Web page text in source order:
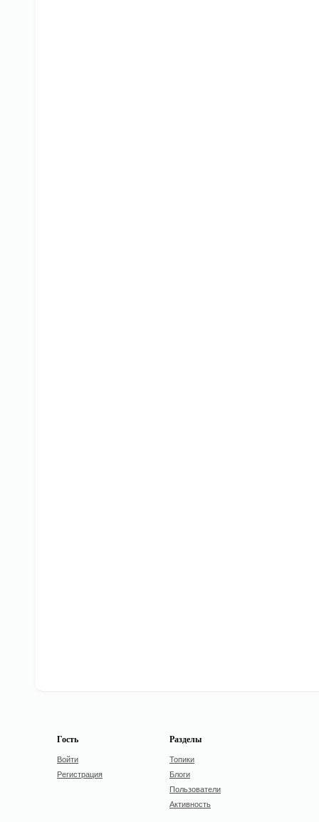
Гость
Войти
Регистрация
Разделы
Топики
Блоги
Пользователи
Активность